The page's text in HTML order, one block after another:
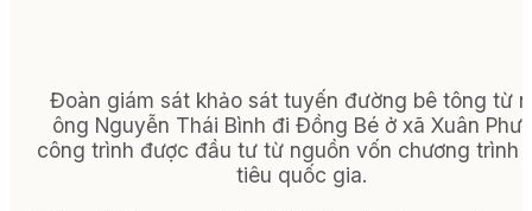
Đoàn giám sát khảo sát tuyến đường bê tông từ
ông Nguyễn Thái Bình đi Đồng Bé ở xã Xuân
công trình được đầu tư từ nguồn vốn chương trình
tiêu quốc gia.